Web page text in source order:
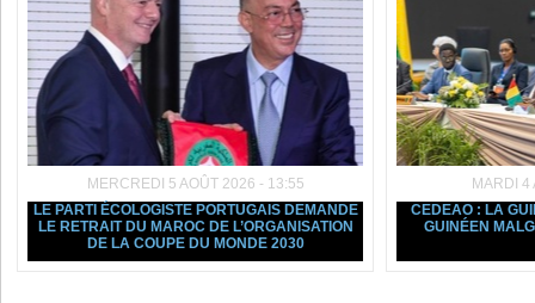
MERCREDI 5 AOÛT 2026 - 13:55
LE PARTI ÉCOLOGISTE PORTUGAIS DEMANDE
LE RETRAIT DU MAROC DE L’ORGANISATION
DE LA COUPE DU MONDE 2030
MARDI
CEDEAO : LA
GUINÉEN